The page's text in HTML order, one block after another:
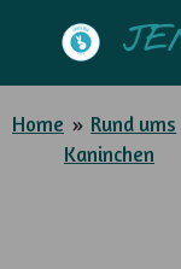
Hauptinhalt
springen
Home » Rund ums
Kaninchen